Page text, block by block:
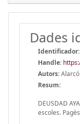
Dades
Identificador:
Handle:
Autors:
Resum:
DEUSDAD
escoles.